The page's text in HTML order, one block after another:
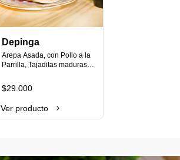
Depinga
Arepa Asada, con Pollo a la
Parrilla, Tajaditas maduras y
$29.000
Ver producto